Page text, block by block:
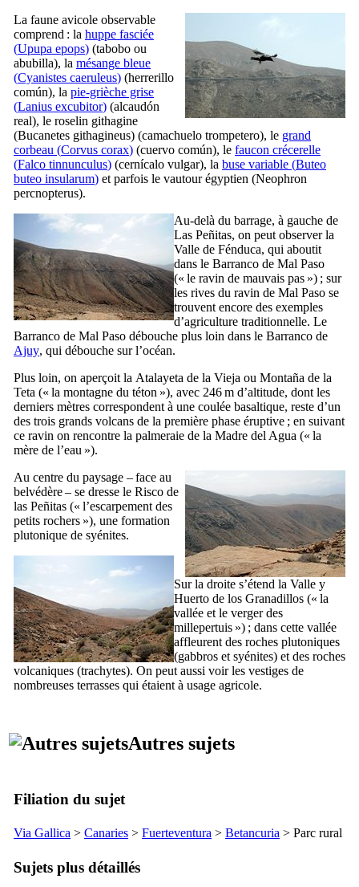
La faune avicole observable
comprend : la huppe fasciée
(Upupa epops) (tabobo ou
abubilla), la mésange bleue
(Cyanistes caeruleus) (herrerillo
común), la pie-grièche grise
(Lanius excubitor) (alcaudón
real), le roselin githagine
(Bucanetes githagineus) (camachuelo trompetero), le grand
corbeau (Corvus corax) (cuervo común), le faucon crécerelle
(Falco tinnunculus) (cernícalo vulgar), la buse variable (Buteo
buteo insularum) et parfois le vautour égyptien (Neophron
percnopterus).
Au-delà du barrage, à gauche de
Las Peñitas, on peut observer la
Valle de Fénduca, qui aboutit
dans le Barranco de Mal Paso
(« le ravin de mauvais pas ») ; sur
les rives du ravin de Mal Paso se
trouvent encore des exemples
d’agriculture traditionnelle. Le
Barranco de Mal Paso débouche plus loin dans le Barranco de
Ajuy, qui débouche sur l’océan.
Plus loin, on aperçoit la Atalayeta de la Vieja ou Montaña de la
Teta (« la montagne du téton »), avec 246 m d’altitude, dont les
derniers mètres correspondent à une coulée basaltique, reste d’un
des trois grands volcans de la première phase éruptive ; en suivant
ce ravin on rencontre la palmeraie de la Madre del Agua (« la
mère de l’eau »).
Au centre du paysage – face au
belvédère – se dresse le Risco de
las Peñitas (« l’escarpement des
petits rochers »), une formation
plutonique de syénites.
Sur la droite s’étend la Valle y
Huerto de los Granadillos (« la
vallée et le verger des
millepertuis ») ; dans cette vallée
affleurent des roches plutoniques
(gabbros et syénites) et des roches
volcaniques (trachytes). On peut aussi voir les vestiges de
nombreuses terrasses qui étaient à usage agricole.
Autres sujets
Filiation du sujet
Via Gallica > Canaries > Fuerteventura > Betancuria > Parc rural
Sujets plus détaillés